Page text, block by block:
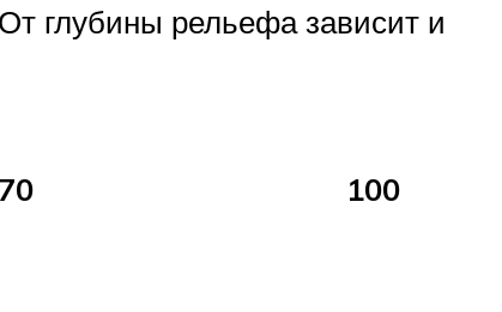
глубины рельефа зависит и
70 100